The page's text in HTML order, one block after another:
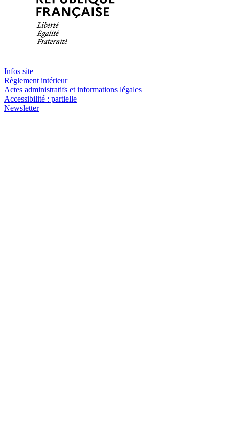
Infos site
Règlement intérieur
Actes administratifs et informations légales
Accessibilité : partielle
Newsletter